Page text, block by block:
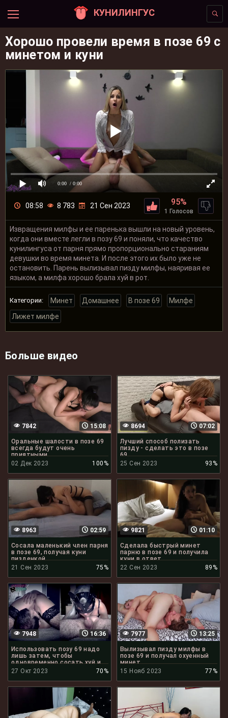
КУНИЛИНГУС
Хорошо провели время в позе 69 с
минетом и куни
0:00 / 0:00
08:58 8 783 21 Сен 2023 95%
1 Голосов
Извращения милфы и ее паренька вышли на новый уровень,
когда они вместе легли в позу 69 и поняли, что качество
кунилингуса от парня прямо пропорционально стараниям
девушки во время минета. И после этого их было уже не
остановить. Парень вылизывал пизду милфы, наяривая ее
языком, а милфа хорошо брала хуй в рот.
Категории: Минет Домашнее В позе 69
Милфе
Лижет милфе
Больше видео
15:08
7842
Оральные шалости в позе 69
всегда будут очень
приятными
02 Дек 2023
100%
07:02
8694
Лучший способ полизать
пизду - сделать это в позе
69
25 Сен 2023
93%
02:59
8963
Сосала маленький член парня
в позе 69, получая куни
пизденкой
21 Сен 2023
75%
01:10
9821
Сделала быстрый минет
парню в позе 69 и получила
куни в ответ
22 Сен 2023
89%
16:36
7948
Использовать позу 69 надо
лишь затем, чтобы
одновременно сосать хуй и
получать куни
27 Окт 2023 70%
13:25
7977
Вылизывал пизду милфы в
позе 69 и получал охуенный
минет
15 Нояб 2023
77%